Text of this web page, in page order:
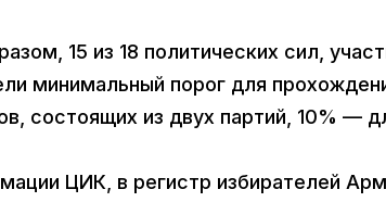
15 из 18 политических сил,
минимальный порог для
состоящих из двух партий, 10% —
ЦИК, в регистр избирателей